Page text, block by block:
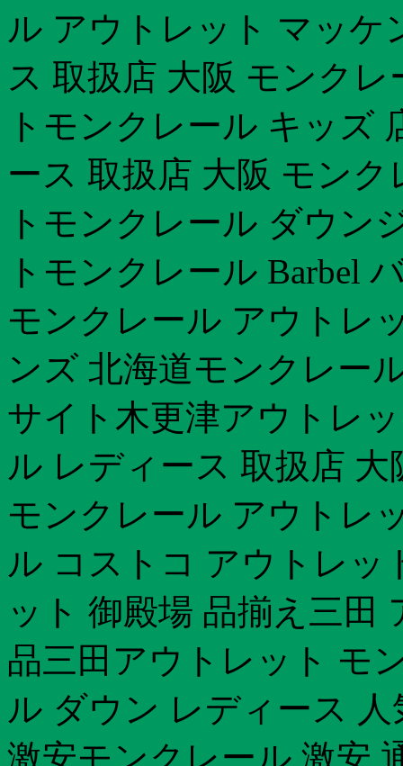
ル アウトレット マッケ
ス 取扱店 大阪 モンク
トモンクレール キッズ
ース 取扱店 大阪 モン
トモンクレール ダウン
トモンクレール Barbel
モンクレール アウトレ
ンズ 北海道モンクレー
サイト木更津アウトレ
ル レディース 取扱店
モンクレール アウトレ
ル コストコ アウトレッ
ット 御殿場 品揃え三田
品三田アウトレット モ
ル ダウン レディース
激安モンクレール 激安